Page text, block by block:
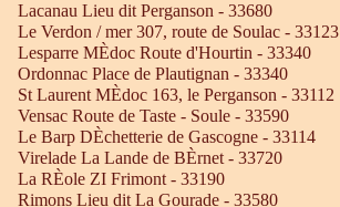
Lacanau Lieu dit Perganson - 33680
Le Verdon / mer 307, route de Soulac - 33123
Lesparre MÈdoc Route d'Hourtin - 33340
Ordonnac Place de Plautignan - 33340
St Laurent MÈdoc 163, le Perganson - 33112
Vensac Route de Taste - Soule - 33590
Le Barp DÈchetterie de Gascogne - 33114
Virelade La Lande de BÈrnet - 33720
La RÈole ZI Frimont - 33190
Rimons Lieu dit La Gourade - 33580